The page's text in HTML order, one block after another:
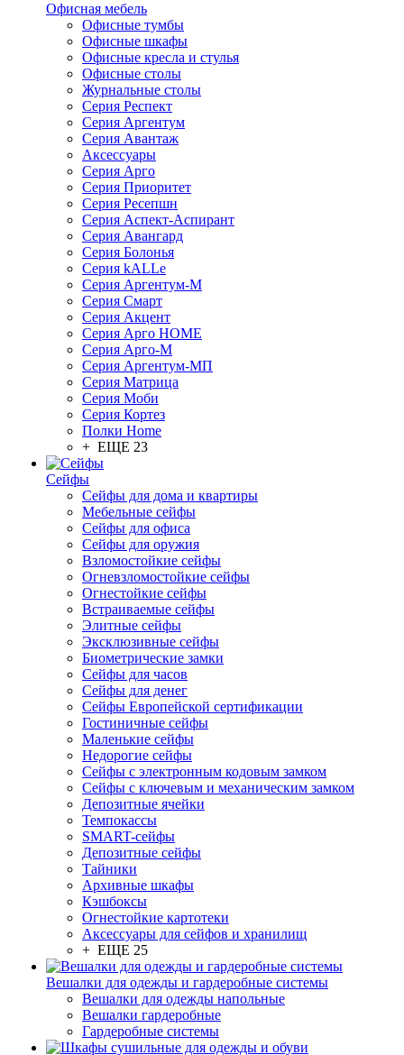
Офисная мебель
Офисные тумбы
Офисные шкафы
Офисные кресла и стулья
Офисные столы
Журнальные столы
Серия Респект
Серия Аргентум
Серия Авантаж
Аксессуары
Серия Арго
Серия Приоритет
Серия Ресепшн
Серия Аспект-Аспирант
Серия Авангард
Серия Болонья
Серия kALLe
Серия Аргентум-М
Серия Смарт
Серия Акцент
Серия Арго HOME
Серия Арго-М
Серия Аргентум-МП
Серия Матрица
Серия Моби
Серия Кортез
Полки Home
+ ЕЩЕ 23
Сейфы
Сейфы для дома и квартиры
Мебельные сейфы
Сейфы для офиса
Сейфы для оружия
Взломостойкие сейфы
Огневзломостойкие сейфы
Огнестойкие сейфы
Встраиваемые сейфы
Элитные сейфы
Эксклюзивные сейфы
Биометрические замки
Сейфы для часов
Сейфы для денег
Сейфы Европейской сертификации
Гостиничные сейфы
Маленькие сейфы
Недорогие сейфы
Сейфы с электронным кодовым замком
Сейфы с ключевым и механическим замком
Депозитные ячейки
Темпокассы
SMART-сейфы
Депозитные сейфы
Тайники
Архивные шкафы
Кэшбоксы
Огнестойкие картотеки
Аксессуары для сейфов и хранилищ
+ ЕЩЕ 25
Вешалки для одежды и гардеробные системы
Вешалки для одежды напольные
Вешалки гардеробные
Гардеробные системы